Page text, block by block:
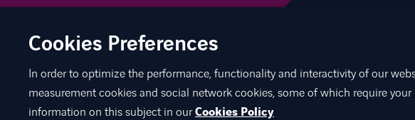
Opći podaci
Cookies Preferences
In order to optimize the performance, functionality and interactivity of our
measurement cookies and social network cookies, some of which require
information on this subject in ourCookies Policy